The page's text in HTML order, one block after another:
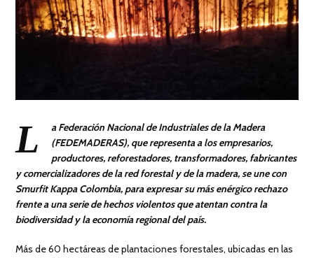
L
a Federación Nacional de Industriales de la Madera
(FEDEMADERAS), que representa a los empresarios,
productores, reforestadores, transformadores, fabricantes
y comercializadores de la red forestal y de la madera, se une con
Smurfit Kappa Colombia, para expresar su más enérgico rechazo
frente a una serie de hechos violentos que atentan contra la
biodiversidad y la economía regional del país.
Más de 60 hectáreas de plantaciones forestales, ubicadas en las